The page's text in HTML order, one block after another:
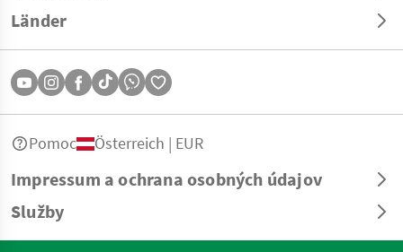
Länder
Impressum a ochrana osobných údajov
Služby
Pomoc Österreich | EUR